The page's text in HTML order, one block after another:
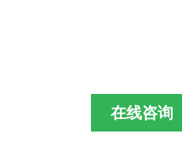
在线咨询